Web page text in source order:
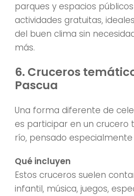
parques y espacios
actividades gratuitas,
del buen clima sin
más.
6. Cruceros
Pascua
Una forma diferente de
es participar en un crucero
río, pensado
Qué incluyen
Estos cruceros suelen
infantil, música, juegos,